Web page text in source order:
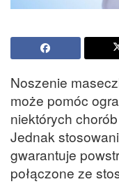
Noszenie
może pomóc
niektórych
Jednak
gwarantuje
połączone ze